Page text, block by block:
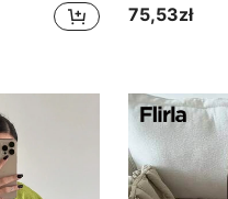
75,53zł